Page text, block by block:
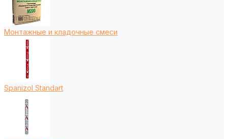
Монтажные и кладочные смеси
Spanizol Standart